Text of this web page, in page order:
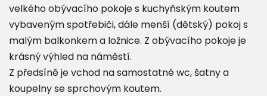
velkého obývacího pokoje s kuchyňským koutem
vybaveným spotřebiči, dále menší (dětský) pokoj s
malým balkonkem a ložnice. Z obývacího pokoje je
krásný výhled na náměstí.
Z předsíně je vchod na samostatné wc, šatny a
koupelny se sprchovým koutem.